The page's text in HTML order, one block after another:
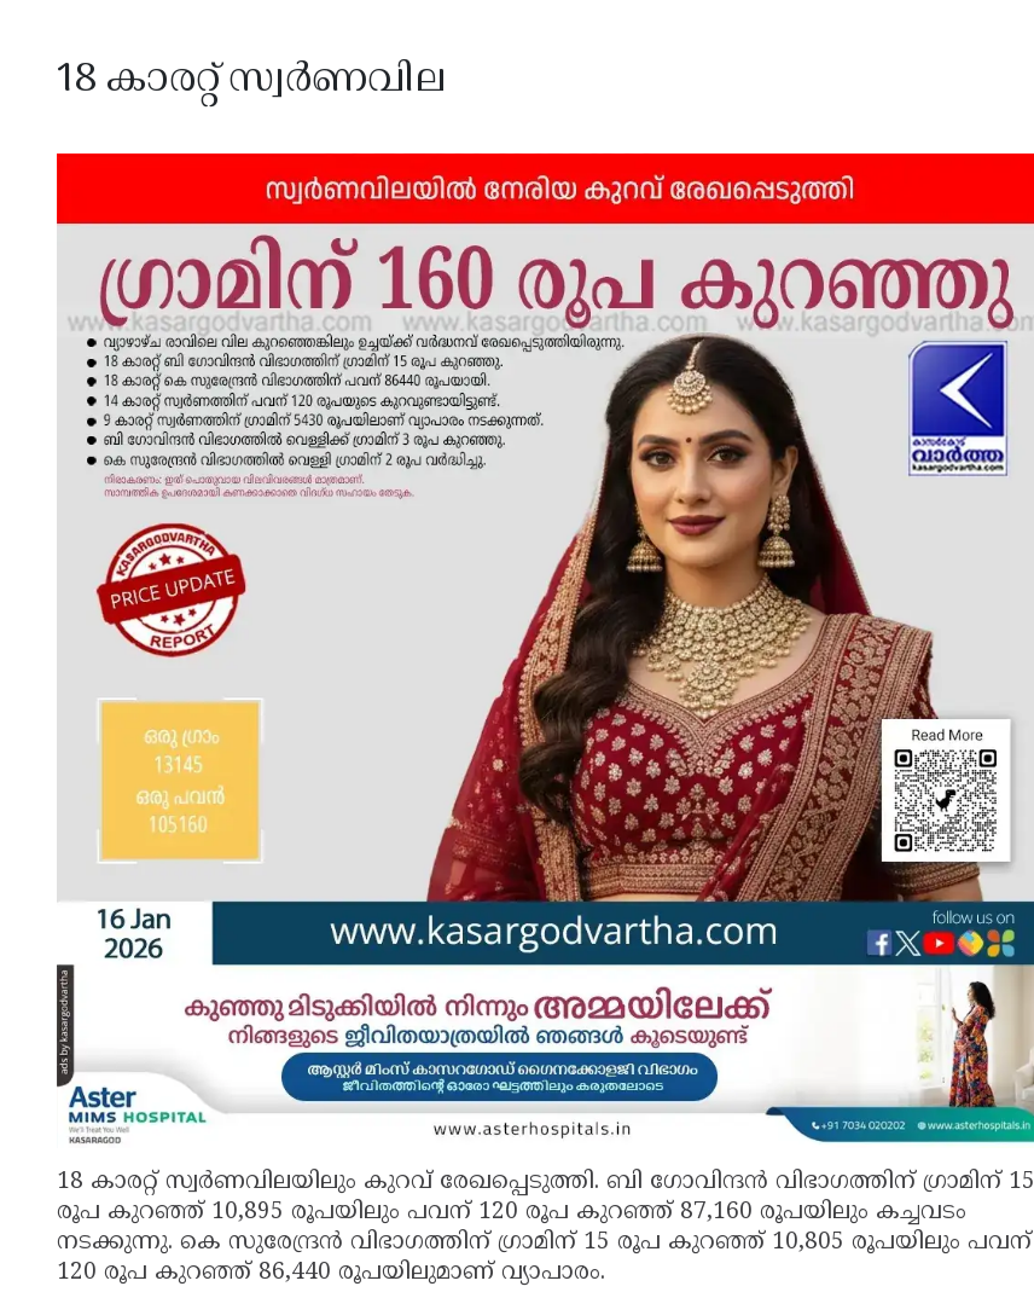
18 കാരറ്റ് സ്വർണവില
18 കാരറ്റ് സ്വർണവിലയിലും കുറവ് രേഖപ്പെടുത്തി. ബി ഗോവിന്ദൻ വിഭാഗത്തിന് ഗ്രാമിന് 15
രൂപ കുറഞ്ഞ് 10,895 രൂപയിലും പവന് 120 രൂപ കുറഞ്ഞ് 87,160 രൂപയിലും കച്ചവടം
നടക്കുന്നു. കെ സുരേന്ദ്രൻ വിഭാഗത്തിന് ഗ്രാമിന് 15 രൂപ കുറഞ്ഞ് 10,805 രൂപയിലും പവന്
120 രൂപ കുറഞ്ഞ് 86,440 രൂപയിലുമാണ് വ്യാപാരം.